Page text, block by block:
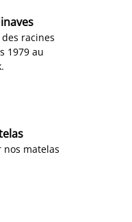
racines
1979 au
nos matelas